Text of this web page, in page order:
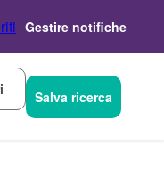
Gestire notifiche
Salva ricerca